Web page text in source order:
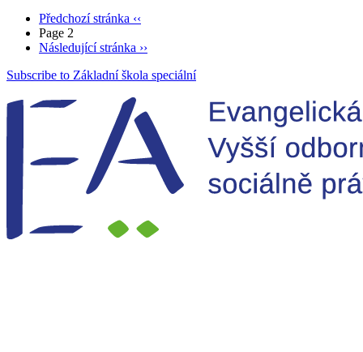
Předchozí stránka ‹‹
Page 2
Následující stránka ››
Subscribe to Základní škola speciální